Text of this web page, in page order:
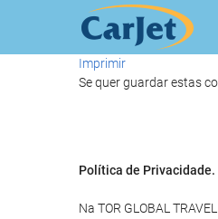
Imprimir
Se quer guardar estas
Política de Privacidade.
Na TOR GLOBAL